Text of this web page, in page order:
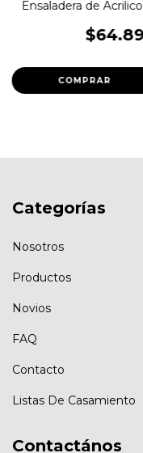
Ensaladera de
Categorías
Nosotros
Productos
Novios
FAQ
Contacto
Listas De Casamiento
Contactános